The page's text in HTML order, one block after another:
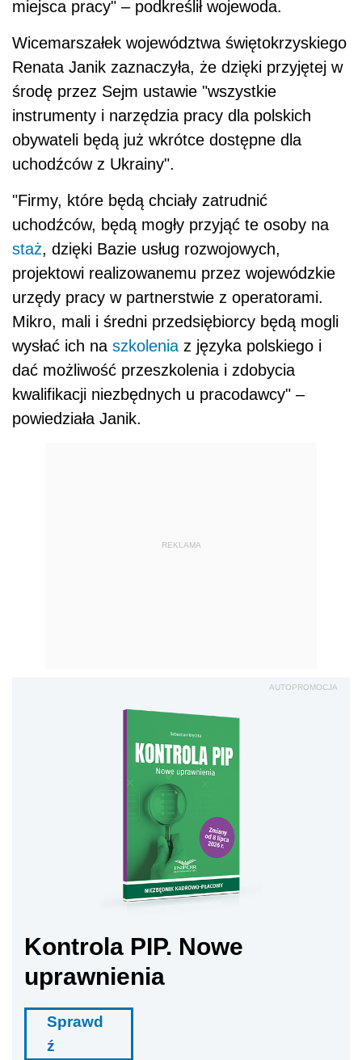
miejsca pracy" – podkreślił wojewoda.
Wicemarszałek województwa świętokrzyskiego
Renata Janik zaznaczyła, że dzięki przyjętej w
środę przez Sejm ustawie "wszystkie
instrumenty i narzędzia pracy dla polskich
obywateli będą już wkrótce dostępne dla
uchodźców z Ukrainy".
"Firmy, które będą chciały zatrudnić
uchodźców, będą mogły przyjąć te osoby na
staż, dzięki Bazie usług rozwojowych,
projektowi realizowanemu przez wojewódzkie
urzędy pracy w partnerstwie z operatorami.
Mikro, mali i średni przedsiębiorcy będą mogli
wysłać ich na szkolenia z języka polskiego i
dać możliwość przeszkolenia i zdobycia
kwalifikacji niezbędnych u pracodawcy" –
powiedziała Janik.
REKLAMA
AUTOPROMOCJA
Kontrola PIP. Nowe
uprawnienia
Sprawd
ź